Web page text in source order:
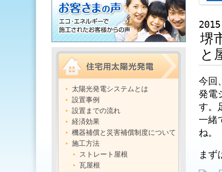
太陽光発電システムとは
設置事例
設置までの流れ
経済効果
機器補償と災害補償制度について
施工方法
ストレート屋根
瓦屋根
堺
と
今回
発電
す。
一緒
ね。
まず